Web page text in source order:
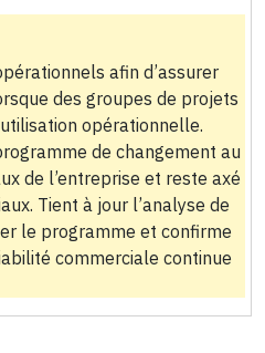
afin d’assurer
des groupes de projets
opérationnelle.
de changement au
de l’entreprise et reste axé
Tient à jour l’analyse de
le programme et confirme
commerciale continue